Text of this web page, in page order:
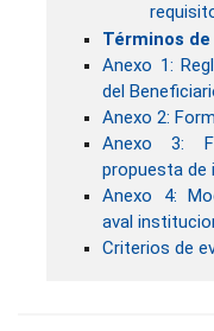
Términos
Anexo 1:
del
Anexo 2:
Anexo 3:
propuesta de
Anexo 4:
aval
Criterios de